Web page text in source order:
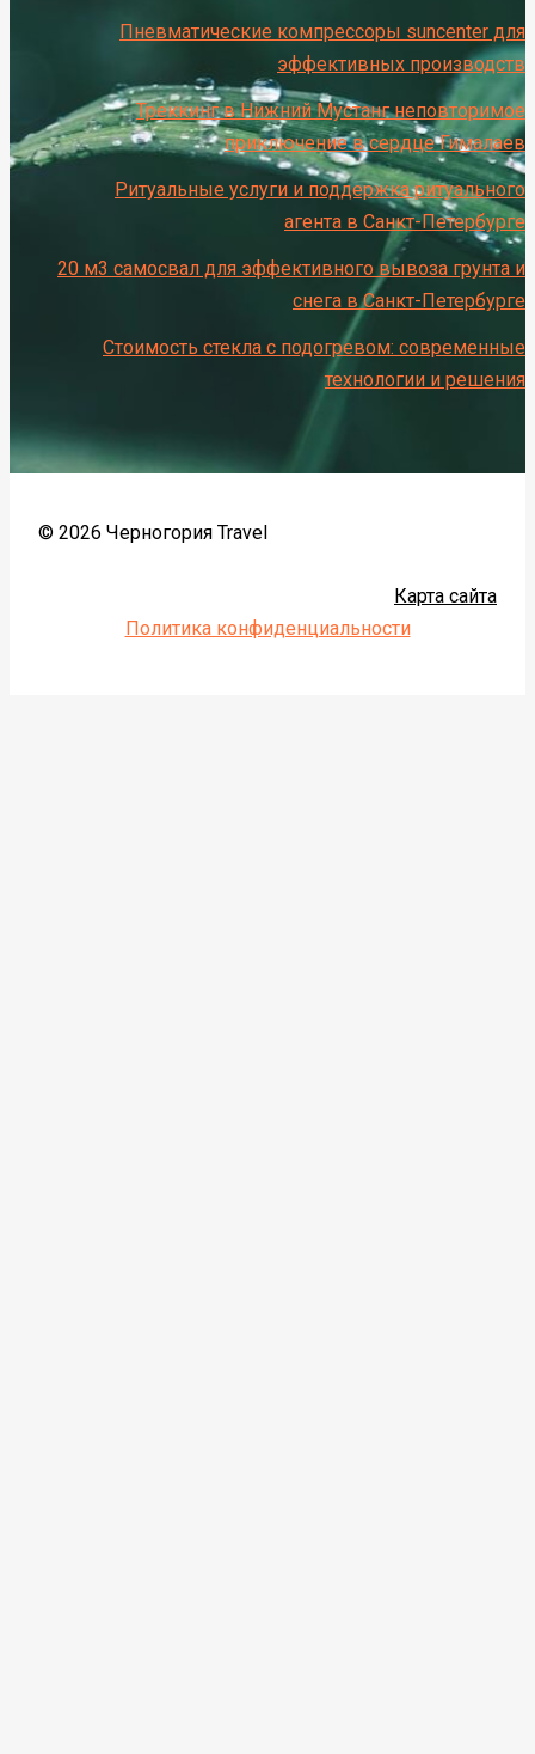
Пневматические компрессоры suncenter для
эффективных производств
Треккинг в Нижний Мустанг неповторимое
приключение в сердце Гималаев
Ритуальные услуги и поддержка ритуального
агента в Санкт-Петербурге
20 м3 самосвал для эффективного вывоза грунта и
снега в Санкт-Петербурге
Стоимость стекла с подогревом: современные
технологии и решения
© 2026 Черногория Travel
Карта сайта
Политика конфиденциальности